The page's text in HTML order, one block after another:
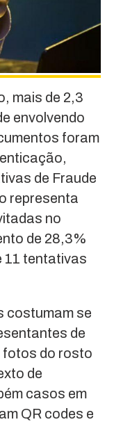
mais de 2,3
envolvendo
foram
de Fraude
representa
no
de 28,3%
11 tentativas
costumam se
de
fotos do rosto
de
casos em
QR codes e